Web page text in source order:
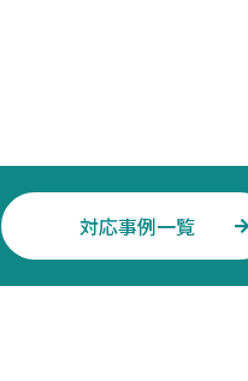
対応事例一覧